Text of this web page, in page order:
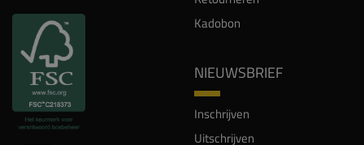
Kadobon
NIEUWSBRIEF
Inschrijven
Uitschrijven